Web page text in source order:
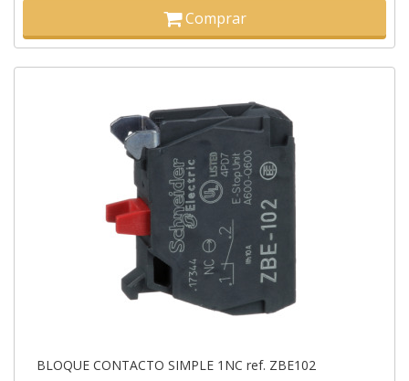
Comprar
BLOQUE CONTACTO SIMPLE 1NC ref. ZBE102